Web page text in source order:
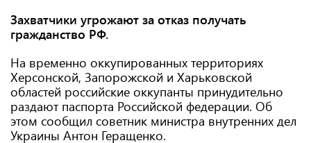
Захватчики угрожают за отказ получать
гражданство РФ.
На временно оккупированных территориях
Херсонской, Запорожской и Харьковской
областей российские оккупанты принудительно
раздают паспорта Российской федерации. Об
этом сообщил советник министра внутренних дел
Украины Антон Геращенко.